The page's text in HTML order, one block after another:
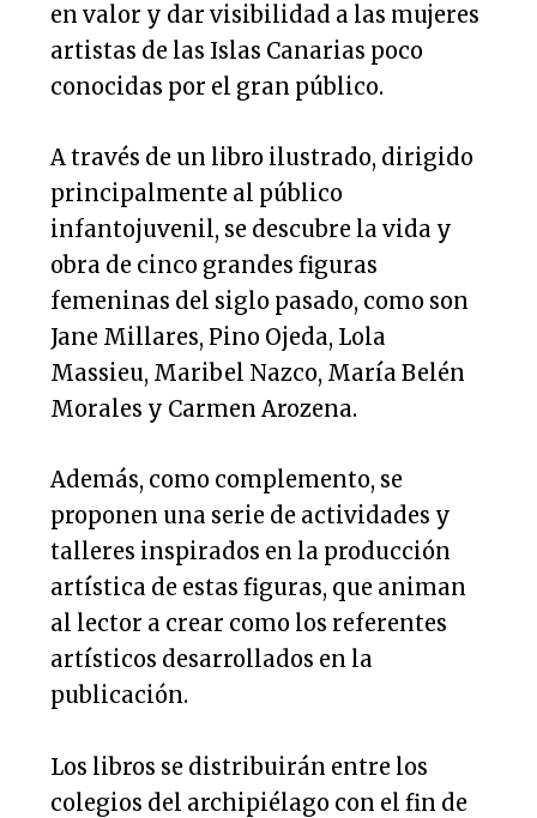
en valor y dar visibilidad a las mujeres
artistas de las Islas Canarias poco
conocidas por el gran público.
A través de un libro ilustrado, dirigido
principalmente al público
infantojuvenil, se descubre la vida y
obra de cinco grandes figuras
femeninas del siglo pasado, como son
Jane Millares, Pino Ojeda, Lola
Massieu, Maribel Nazco, María Belén
Morales y Carmen Arozena.
Además, como complemento, se
proponen una serie de actividades y
talleres inspirados en la producción
artística de estas figuras, que animan
al lector a crear como los referentes
artísticos desarrollados en la
publicación.
Los libros se distribuirán entre los
colegios del archipiélago con el fin de